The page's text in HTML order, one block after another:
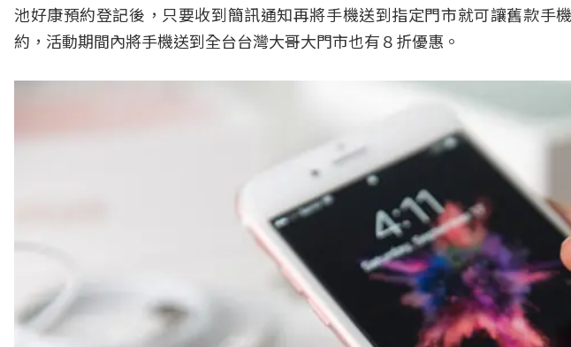
池好康預約登記後，只要收到簡訊通知再將手機送到指定門市就可讓舊款手
約，活動期間內將手機送到全台台灣大哥大門市也有８折優惠。